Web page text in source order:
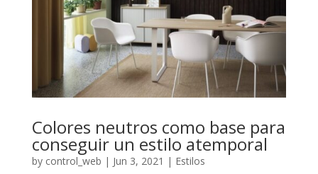
Colores neutros como base para
conseguir un estilo atemporal
by control_web | Jun 3, 2021 | Estilos